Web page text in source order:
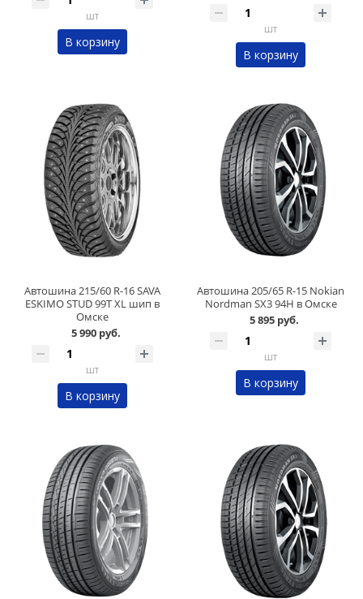
шт
В корзину
шт
В корзину
Автошина 215/60 R-16 SAVA
ESKIMO STUD 99T XL шип в
Омске
5 990 руб.
шт
В корзину
Автошина 205/65 R-15 Nokian
Nordman SX3 94H в Омске
5 895 руб.
шт
В корзину